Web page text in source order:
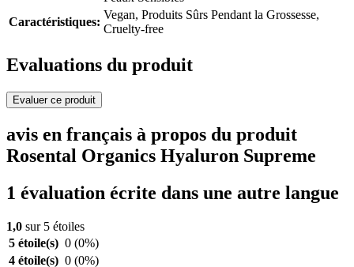
Caractéristiques:
Vegan, Produits Sûrs Pendant la Grossesse,
Cruelty-free
Evaluations du produit
Evaluer ce produit
avis en français à propos du produit
Rosental Organics Hyaluron Supreme
1 évaluation écrite dans une autre langue
1,0 sur 5 étoiles
5 étoile(s) 0 (0%)
4 étoile(s) 0 (0%)